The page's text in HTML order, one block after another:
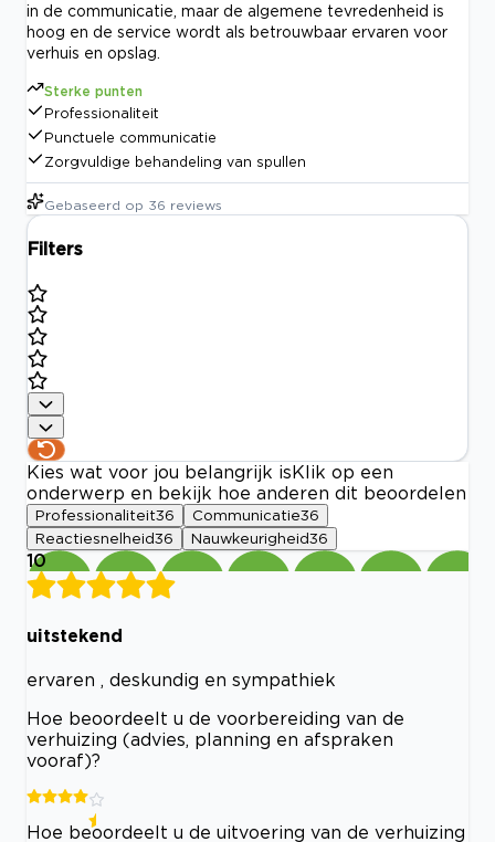
in de communicatie, maar de algemene tevredenheid is
hoog en de service wordt als betrouwbaar ervaren voor
verhuis en opslag.
Sterke punten
Professionaliteit
Punctuele communicatie
Zorgvuldige behandeling van spullen
Gebaseerd op 36 reviews
Filters
Kies wat voor jou belangrijk is Klik op een
onderwerp en bekijk hoe anderen dit beoordelen
Professionaliteit36 Communicatie36
Reactiesnelheid36 Nauwkeurigheid36
10
uitstekend
ervaren , deskundig en sympathiek
Hoe beoordeelt u de voorbereiding van de
verhuizing (advies, planning en afspraken
vooraf)?
Hoe beoordeelt u de uitvoering van de verhuizing